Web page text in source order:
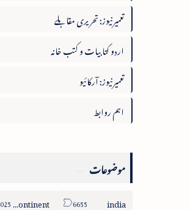
تعمیرنیوز: تحریری مقابلے
اردو کتابیات و کتب خانہ
تعمیرنیوز: آرکائیو
اہم روابط
موضوعات
india
sub-continent